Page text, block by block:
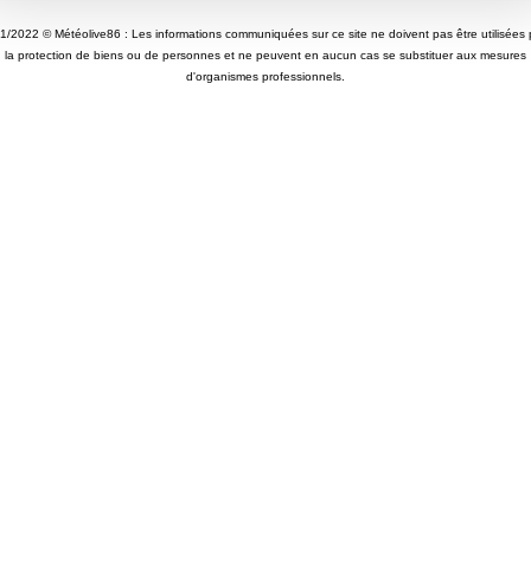
2022 © Météolive86 : Les informations communiquées sur ce site ne doivent pas être utilisées
la protection de biens ou de personnes et ne peuvent en aucun cas se substituer aux mesures
d'organismes professionnels.